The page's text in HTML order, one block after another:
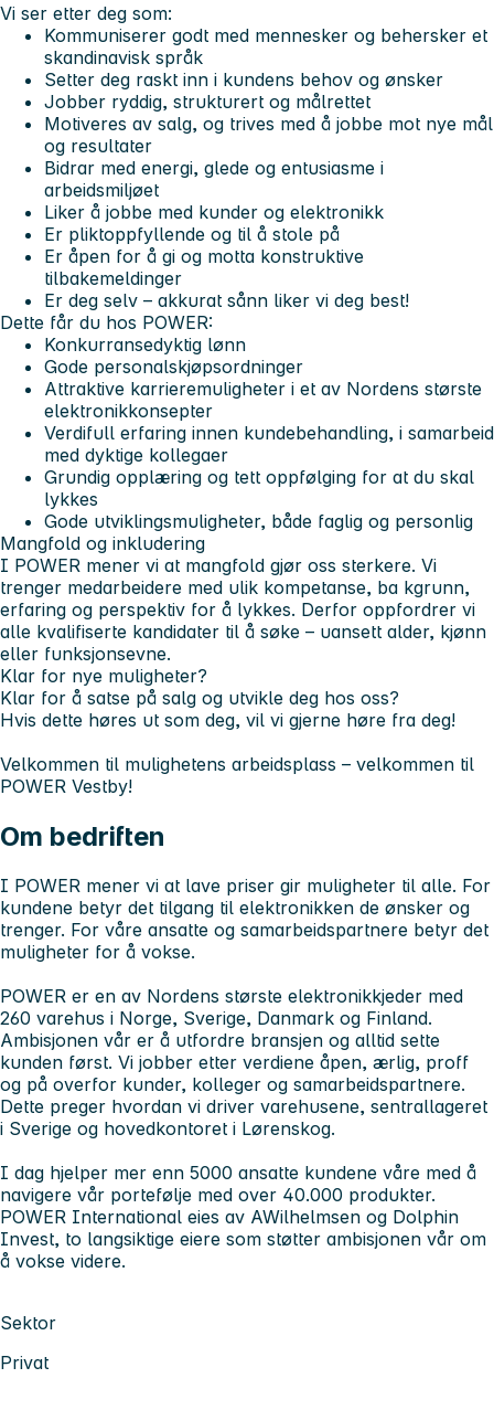
Vi ser etter deg som:
Kommuniserer godt med mennesker og behersker et
skandinavisk språk
Setter deg raskt inn i kundens behov og ønsker
Jobber ryddig, strukturert og målrettet
Motiveres av salg, og trives med å jobbe mot nye mål
og resultater
Bidrar med energi, glede og entusiasme i
arbeidsmiljøet
Liker å jobbe med kunder og elektronikk
Er pliktoppfyllende og til å stole på
Er åpen for å gi og motta konstruktive
tilbakemeldinger
Er deg selv – akkurat sånn liker vi deg best!
Dette får du hos POWER:
Konkurransedyktig lønn
Gode personalskjøpsordninger
Attraktive karrieremuligheter i et av Nordens største
elektronikkonsepter
Verdifull erfaring innen kundebehandling, i samarbeid
med dyktige kollegaer
Grundig opplæring og tett oppfølging for at du skal
lykkes
Gode utviklingsmuligheter, både faglig og personlig
Mangfold og inkludering
I POWER mener vi at mangfold gjør oss sterkere. Vi
trenger medarbeidere med ulik kompetanse, ba kgrunn,
erfaring og perspektiv for å lykkes. Derfor oppfordrer vi
alle kvalifiserte kandidater til å søke – uansett alder, kjønn
eller funksjonsevne.
Klar for nye muligheter?
Klar for å satse på salg og utvikle deg hos oss?
Hvis dette høres ut som deg, vil vi gjerne høre fra deg!
Velkommen til mulighetens arbeidsplass – velkommen til
POWER Vestby!
Om bedriften
I POWER mener vi at lave priser gir muligheter til alle. For
kundene betyr det tilgang til elektronikken de ønsker og
trenger. For våre ansatte og samarbeidspartnere betyr det
muligheter for å vokse.
POWER er en av Nordens største elektronikkjeder med
260 varehus i Norge, Sverige, Danmark og Finland.
Ambisjonen vår er å utfordre bransjen og alltid sette
kunden først. Vi jobber etter verdiene åpen, ærlig, proff
og på overfor kunder, kolleger og samarbeidspartnere.
Dette preger hvordan vi driver varehusene, sentrallageret
i Sverige og hovedkontoret i Lørenskog.
I dag hjelper mer enn 5000 ansatte kundene våre med å
navigere vår portefølje med over 40.000 produkter.
POWER International eies av AWilhelmsen og Dolphin
Invest, to langsiktige eiere som støtter ambisjonen vår om
å vokse videre.
Sektor
Privat